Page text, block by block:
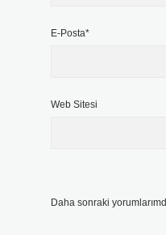
E-Posta*
Web Sitesi
Daha sonraki